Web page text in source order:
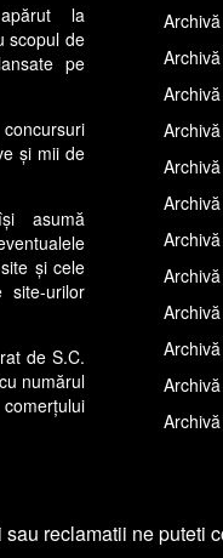
la
scopul de
pe
și mii de
asumă
și cele
urilor
de S.C.
numărul
reclamatii ne puteti